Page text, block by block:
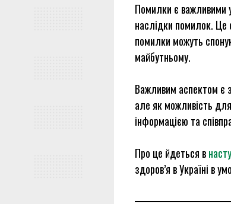
Помилки є важливими
наслідки помилок. Це
помилки можуть
майбутньому.
Важливим аспектом є
але як можливість
інформацією та
Про це йдеться в
здоров’я в Україні в